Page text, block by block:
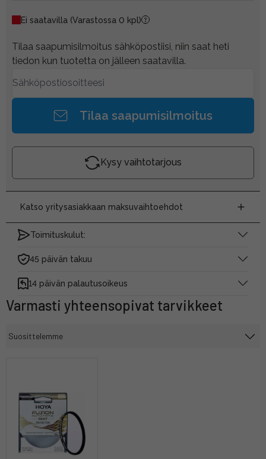
Ei saatavilla (Varastossa 0 kpl)
Tilaa saapumisilmoitus sähköpostiisi, niin saat heti
tiedon kun tuotetta on jälleen saatavilla.
Tilaa saapumisilmoitus
Kysy vaihtotarjous
Katso yritysasiakkaan maksuvaihtoehdot
Toimituskulut:
45 päivän takuu
14 päivän palautusoikeus
Varmasti yhteensopivat tarvikkeet